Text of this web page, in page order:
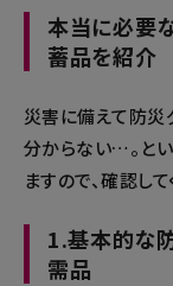
╍ ╍ ╍ ╍ ╍
╍ ╍ ╍ ╍ ╍ ╍
から見返す際に
す。 ╍ ╍ ╍
╍ ╍ ╍ ╍ ╍
ラインストアは
@official_cogit
ッ！」と広がり
てくれます！ ８
羽ライトで、 好
ンのように使っ
って懐中電灯🔦
ング照明💡のよ
たり、卓上にし
本当に必要
蓄品を紹介
災害に備えて防災
分からない…。と
ますので、確認して
1.基本的な
需品